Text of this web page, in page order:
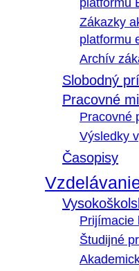
platformu
Zákazky
platformu
Archív
Slobodný
Pracovné
Pracovné
Výsledky
Časopisy
Prijímacie
Študijné